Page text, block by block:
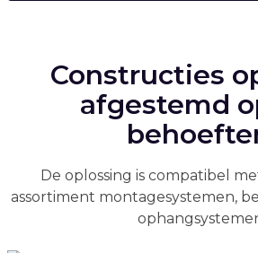
Constructies
afgestemd
De oplossing is compatibel
assortiment montagesystemen,